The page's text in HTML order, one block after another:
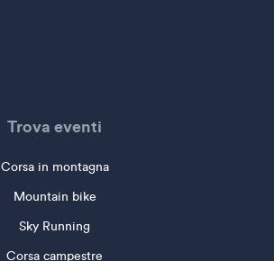
Trova eventi
Corsa in montagna
Mountain bike
Sky Running
Corsa campestre